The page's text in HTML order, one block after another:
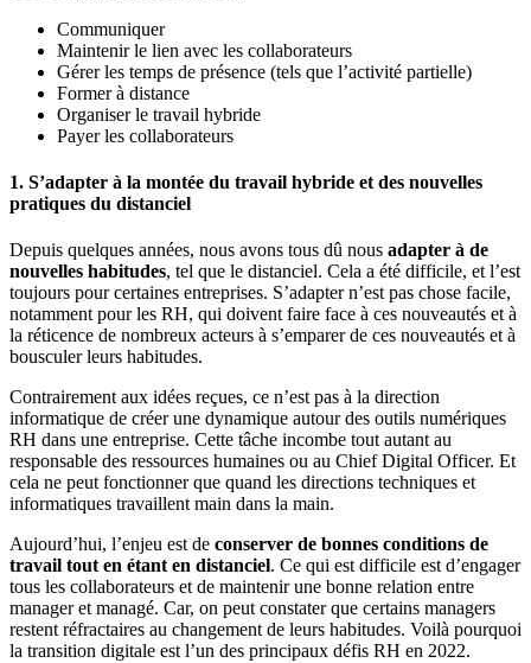
Communiquer
Maintenir le lien avec les collaborateurs
Gérer les temps de présence (tels que l’activité partielle)
Former à distance
Organiser le travail hybride
Payer les collaborateurs
1. S’adapter à la montée du travail hybride et des nouvelles
pratiques du distanciel
Depuis quelques années, nous avons tous dû nous adapter à de
nouvelles habitudes, tel que le distanciel. Cela a été difficile, et l’est
toujours pour certaines entreprises. S’adapter n’est pas chose facile,
notamment pour les RH, qui doivent faire face à ces nouveautés et à
la réticence de nombreux acteurs à s’emparer de ces nouveautés et à
bousculer leurs habitudes.
Contrairement aux idées reçues, ce n’est pas à la direction
informatique de créer une dynamique autour des outils numériques
RH dans une entreprise. Cette tâche incombe tout autant au
responsable des ressources humaines ou au Chief Digital Officer. Et
cela ne peut fonctionner que quand les directions techniques et
informatiques travaillent main dans la main.
Aujourd’hui, l’enjeu est de conserver de bonnes conditions de
travail tout en étant en distanciel. Ce qui est difficile est d’engager
tous les collaborateurs et de maintenir une bonne relation entre
manager et managé. Car, on peut constater que certains managers
restent réfractaires au changement de leurs habitudes. Voilà pourquoi
la transition digitale est l’un des principaux défis RH en 2022.